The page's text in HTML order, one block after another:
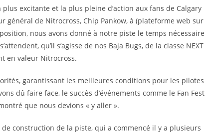
excitante et la plus pleine d’action aux fans de Calgary
général de Nitrocross, Chip Pankow, à (plateforme web sur
nous avons donné à notre piste le temps nécessaire
qu’il s’agisse de nos Baja Bugs, de la classe NEXT
en valeur Nitrocross.
garantissant les meilleures conditions pour les pilotes
dû faire face, le succès d’événements comme le Fan Fest
que nous devions « y aller ».
construction de la piste, qui a commencé il y a plusieurs